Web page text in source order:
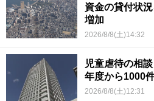
資金の貸付状
増加
2026/8/8(土)14:32
児童虐待の相
年度から1000
2026/8/8(土)12:31